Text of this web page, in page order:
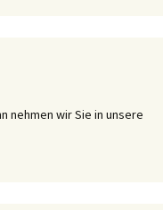
nehmen wir Sie in unsere